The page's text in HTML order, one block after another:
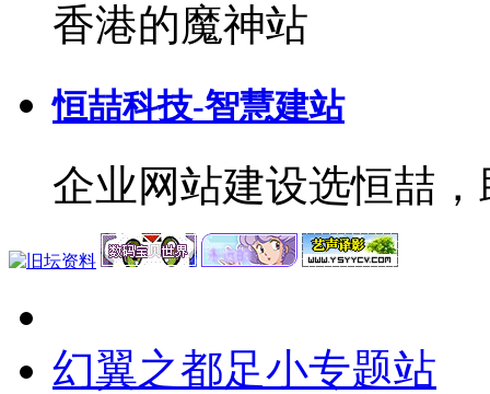
香港的魔神站
恒喆科技-智慧建站
企业网站建设选恒喆
幻翼之都足小专题站